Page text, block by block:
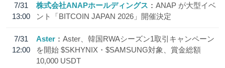
7/31
13:00
株式会社ANAPホールディングス
ANAP が大型イベ
ント「BITCOIN JAPAN 2026」開催決定
7/31
12:00
Aster
Aster、韓国RWAシーズン1取引キャンペーン
を開始 $SKHYNIX・$SAMSUNG対象、賞金総額
10,000 USDT